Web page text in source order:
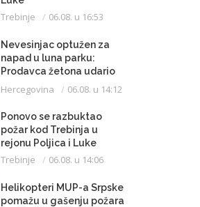
Trebinje 06.08. u 16:53
Nevesinjac optužen za
napad u luna parku:
Prodavca žetona udario
mikrofonom u glavu
Hercegovina 06.08. u 14:12
Ponovo se razbuktao
požar kod Trebinja u
rejonu Poljica i Luke
Trebinje 06.08. u 14:06
Helikopteri MUP-a Srpske
pomažu u gašenju požara